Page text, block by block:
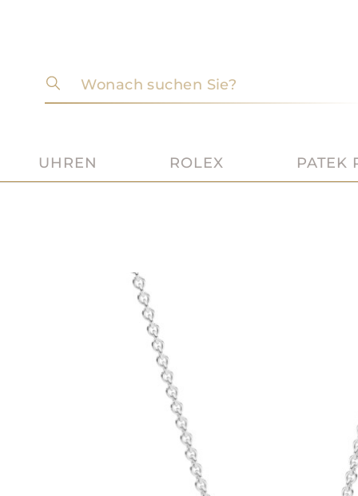
Wonach suchen Sie?
UHREN ROLEX PATEK